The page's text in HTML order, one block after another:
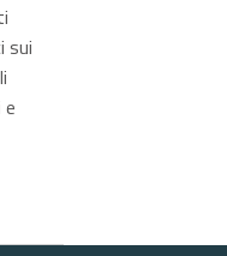
sui